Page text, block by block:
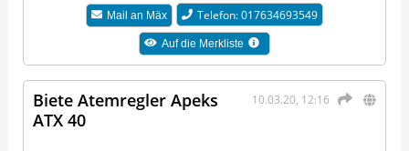
Mail an Mäx Telefon: 017634693549
Auf die Merkliste
10.03.20, 12:16
Biete Atemregler Apeks
ATX 40